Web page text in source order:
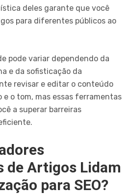
deles garante que você
para diferentes públicos ao
pode variar dependendo da
e da sofisticação da
revisar e editar o conteúdo
e o tom, mas essas ferramentas
a superar barreiras
de Artigos Lidam
para SEO?